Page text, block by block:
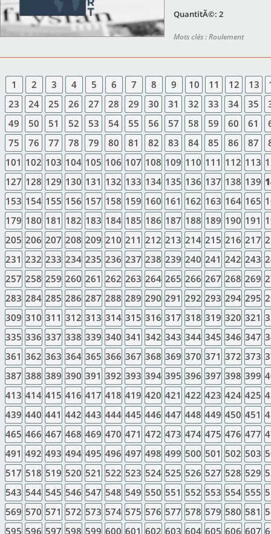
QuantitÃ©: 2
Mots clés : Roulement
1 2 3 4 5 6 7 8 9 10 11 12 13
23
24 25 26 27 28 29 30 31 32 33 34 35
49
50 51 52 53 54 55 56 57 58 59 60 61
75
76 77 78 79 80 81 82 83 84 85 86 87
101 102 103 104 105 106 107 108 109 110 111 112 113
127 128 129 130 131 132 133 134 135 136 137 138 139
153 154 155 156 157 158 159 160 161 162 163 164 165
179 180 181 182 183 184 185 186 187 188 189 190 191
205 206 207 208 209 210 211 212 213 214 215 216 217
231 232 233 234 235 236 237 238 239 240 241 242 243
257 258 259 260 261 262 263 264 265 266 267 268 269
283 284 285 286 287 288 289 290 291 292 293 294 295
309 310 311 312 313 314 315 316 317 318 319 320 321
335 336 337 338 339 340 341 342 343 344 345 346 347
361 362 363 364 365 366 367 368 369 370 371 372 373
387 388 389 390 391 392 393 394 395 396 397 398 399
413 414 415 416 417 418 419 420 421 422 423 424 425
439 440 441 442 443 444 445 446 447 448 449 450 451
465 466 467 468 469 470 471 472 473 474 475 476 477
491 492 493 494 495 496 497 498 499 500 501 502 503
517 518 519 520 521 522 523 524 525 526 527 528 529
543 544 545 546 547 548 549 550 551 552 553 554 555
569 570 571 572 573 574 575 576 577 578 579 580 581
595 596 597 598 599 600 601 602 603 604 605 606 607